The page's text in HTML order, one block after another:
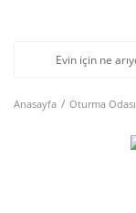
Anasayfa Oturma Odası